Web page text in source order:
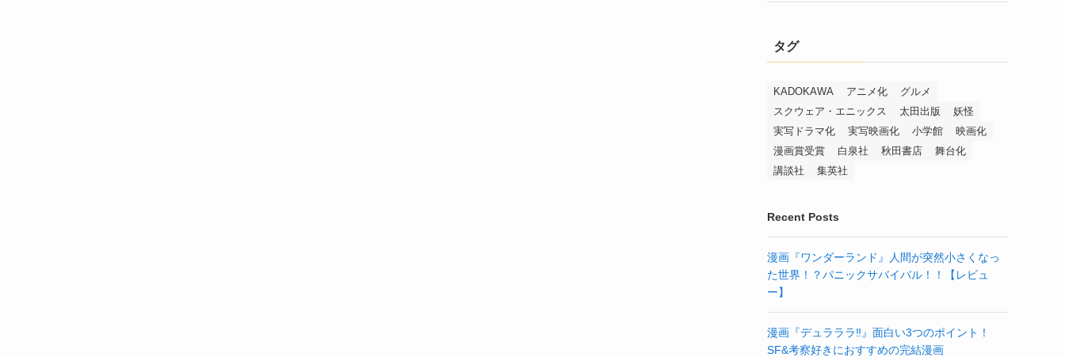
タグ
KADOKAWA アニメ化
グルメ
スクウェア・エニックス
太田出版
妖怪
実写ドラマ化
実写映画化 小学館
映画化
漫画賞受賞
白泉社 秋田書店
舞台化
講談社
集英社
Recent Posts
漫画『ワンダーランド』人間が突然小さくなっ
た世界！？パニックサバイバル！！【レビュ
ー】
漫画『デュラララ‼』面白い3つのポイント！
SF&考察好きにおすすめの完結漫画